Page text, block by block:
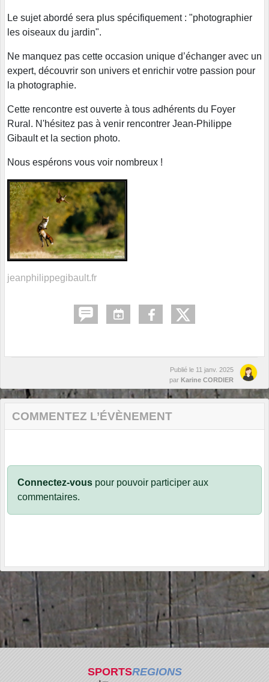
Le sujet abordé sera plus spécifiquement : "photographier
les oiseaux du jardin".
Ne manquez pas cette occasion unique d’échanger avec un
expert, découvrir son univers et enrichir votre passion pour
la photographie.
Cette rencontre est ouverte à tous adhérents du Foyer
Rural. N'hésitez pas à venir rencontrer Jean-Philippe
Gibault et la section photo.
Nous espérons vous voir nombreux !
jeanphilippegibault.fr
Publié le 11 janv. 2025
par Karine CORDIER
COMMENTEZ L’ÉVÈNEMENT
Connectez-vous pour pouvoir participer aux
commentaires.
SPORTSREGIONS